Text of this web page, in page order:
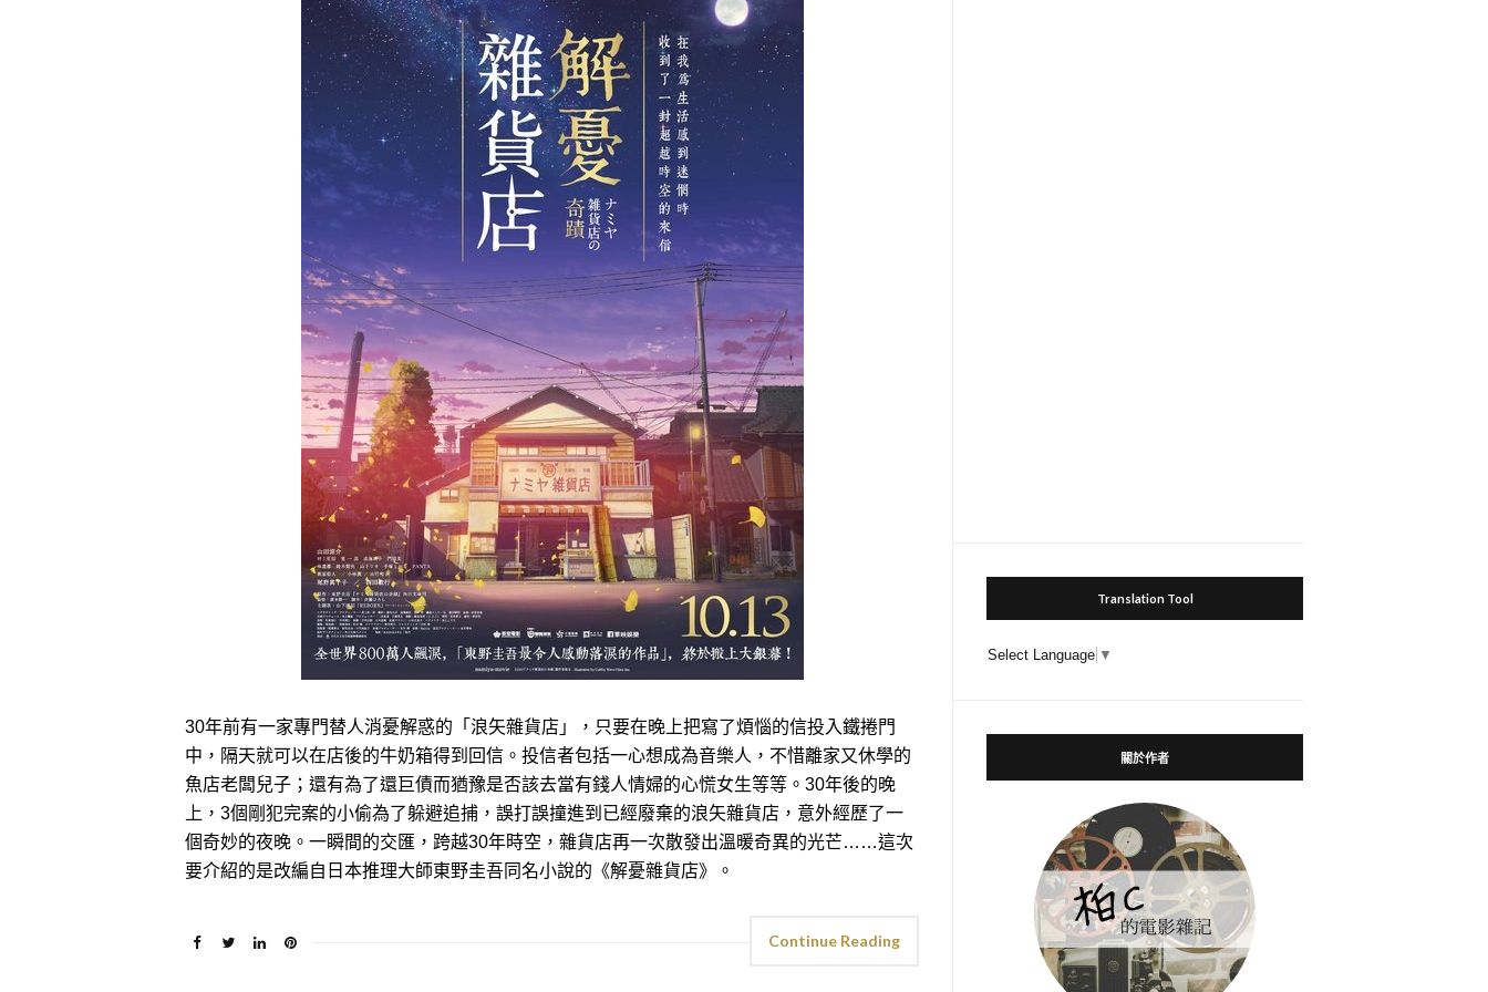
30年前有一家專門替人消憂解惑的「浪矢雜貨店」，只要在晚上把寫了煩惱的信投入鐵捲門
中，隔天就可以在店後的牛奶箱得到回信。投信者包括一心想成為音樂人，不惜離家又休學的
魚店老闆兒子；還有為了還巨債而猶豫是否該去當有錢人情婦的心慌女生等等。30年後的晚
上，3個剛犯完案的小偷為了躲避追捕，誤打誤撞進到已經廢棄的浪矢雜貨店，意外經歷了一
個奇妙的夜晚。一瞬間的交匯，跨越30年時空，雜貨店再一次散發出溫暖奇異的光芒……這次
要介紹的是改編自日本推理大師東野圭吾同名小說的《解憂雜貨店》。
Continue Reading
Translation Tool
Select Language ▼
關於作者